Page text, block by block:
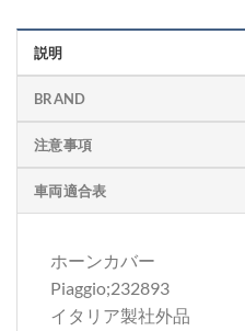
説明
BRAND
注意事項
車両適合表
ホーンカバー
Piaggio;232893
イタリア製社外品